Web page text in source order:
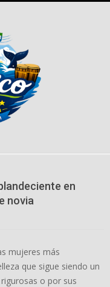
en
novia
mujeres más
que sigue siendo un
o por sus